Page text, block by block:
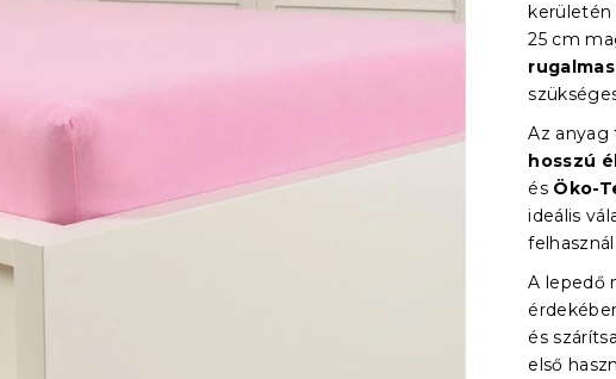
kerületén
25 cm
Az
hosszú
és Öko-
ideális
A lepedő
és
első